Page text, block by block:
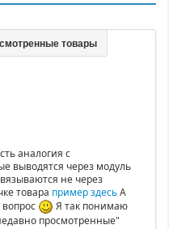
аналогия с
выводятся через модуль
не через
товара пример здесьА
Я так понимаю
просмотренные"